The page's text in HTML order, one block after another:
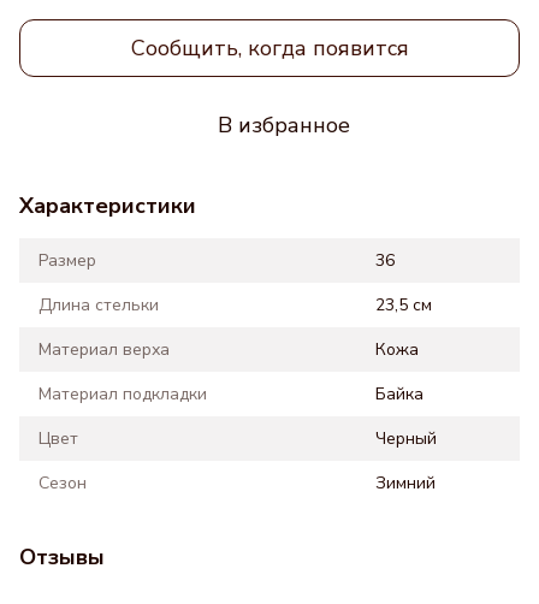
Сообщить, когда появится
В избранное
Характеристики
Размер
36
Длина стельки
23,5 см
Материал верха
Кожа
Материал подкладки
Байка
Цвет
Черный
Сезон
Зимний
Отзывы